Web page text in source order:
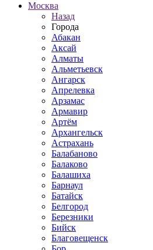
Москва
Назад
Города
Абакан
Аксай
Алматы
Альметьевск
Ангарск
Апрелевка
Арзамас
Армавир
Артём
Архангельск
Астрахань
Балабаново
Балаково
Балашиха
Барнаул
Батайск
Белгород
Березники
Бийск
Благовещенск